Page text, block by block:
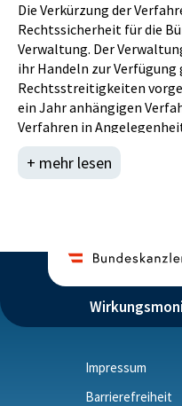
Die Verkürzung der
Rechtssicherheit für die
Verwaltung. Der
ihr Handeln zur
Rechtsstreitigkeiten
ein Jahr anhängigen
Verfahren in
durch einen effizienten
vorangetrieben werden.
internationaler Ebene
Zugang aller zur Justiz
+ mehr lesen
Impressum
Barrierefreiheit